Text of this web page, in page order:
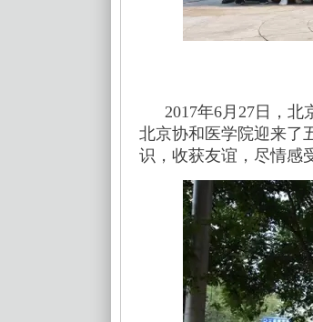
2017年6月27日，北
北京协和医学院迎来了
识，收获友谊，尽情感